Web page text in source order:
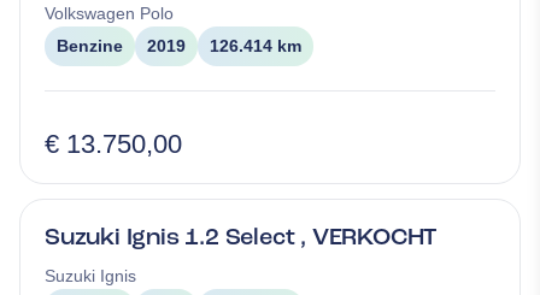
Volkswagen Polo
Benzine
2019 126.414 km
€ 13.750,00
Suzuki Ignis 1.2 Select , VERKOCHT
Suzuki Ignis